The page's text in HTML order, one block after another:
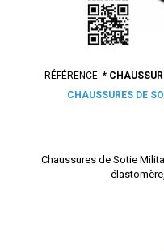
RÉFÉRENCE: *
CHAUSSURES DE
Chaussures de Sotie